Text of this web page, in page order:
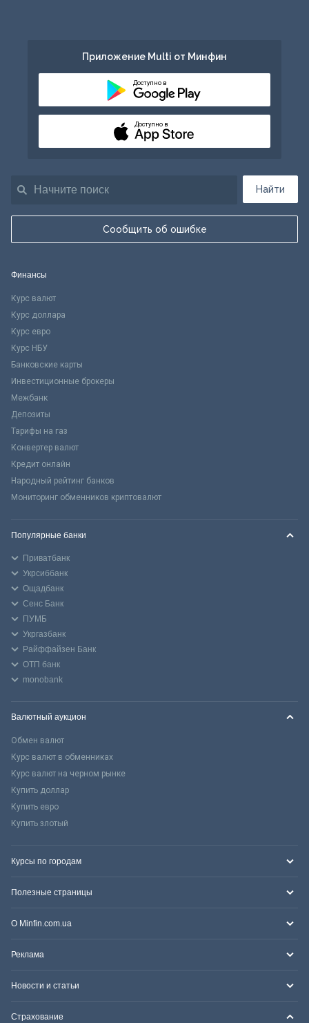
Найти
Сообщить об ошибке
Приложение Multi от Минфин
Доступно в
Доступно в
Финансы
Курс валют
Курс доллара
Курс евро
Курс НБУ
Банковские карты
Инвестиционные брокеры
Межбанк
Депозиты
Тарифы на газ
Конвертер валют
Кредит онлайн
Народный рейтинг банков
Мониторинг обменников криптовалют
Популярные банки
Приватбанк
Укрсиббанк
Ощадбанк
Сенс Банк
ПУМБ
Укргазбанк
Райффайзен Банк
ОТП банк
monobank
Валютный аукцион
Обмен валют
Курс валют в обменниках
Курс валют на черном рынке
Купить доллар
Купить евро
Купить злотый
Курсы по городам
Полезные страницы
О Minfin.com.ua
Реклама
Новости и статьи
Страхование